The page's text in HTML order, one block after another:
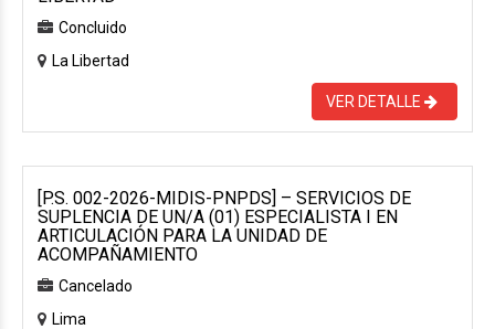
Concluido
La Libertad
VER DETALLE
[P.S. 002-2026-MIDIS-PNPDS] – SERVICIOS DE
SUPLENCIA DE UN/A (01) ESPECIALISTA I EN
ARTICULACIÓN PARA LA UNIDAD DE
ACOMPAÑAMIENTO
Cancelado
Lima